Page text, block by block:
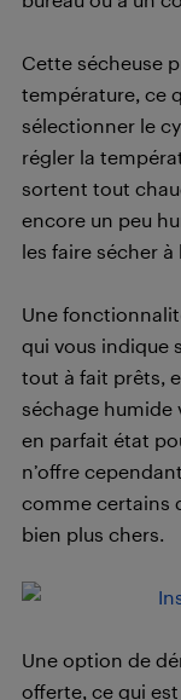
Cette sécheuse
température, ce
sélectionner le
régler la
sortent tout
encore un peu
les faire sécher à
Une
qui vous indique
tout à fait prêts,
séchage humide
en parfait état
n’offre
comme certains
bien plus chers.
Une option de
offerte, ce qui